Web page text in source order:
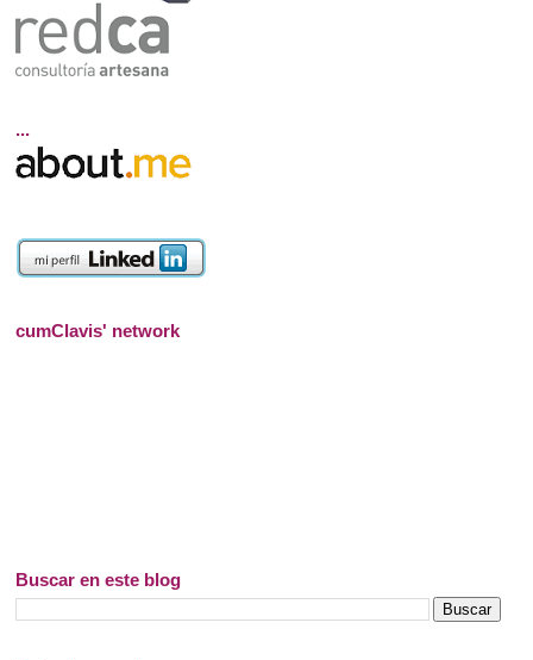
...
cumClavis' network
Buscar en este blog